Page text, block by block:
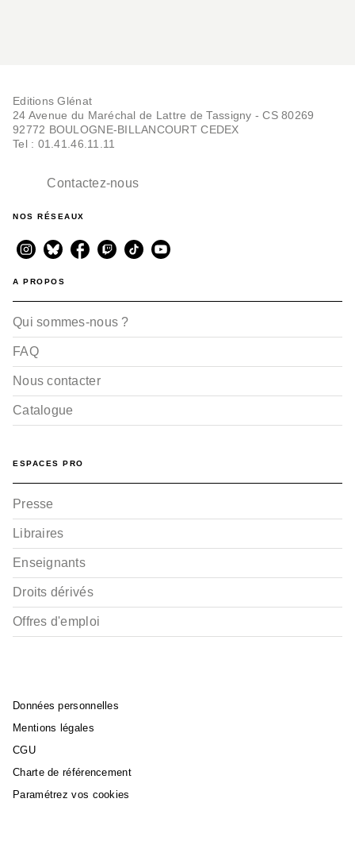
Editions Glénat
24 Avenue du Maréchal de Lattre de Tassigny - CS 80269
92772 BOULOGNE-BILLANCOURT CEDEX
Tel : 01.41.46.11.11
Contactez-nous
NOS RÉSEAUX
A PROPOS
Qui sommes-nous ?
FAQ
Nous contacter
Catalogue
ESPACES PRO
Presse
Libraires
Enseignants
Droits dérivés
Offres d'emploi
Données personnelles
Mentions légales
CGU
Charte de référencement
Paramétrez vos cookies